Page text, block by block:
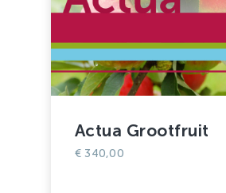
Actua Grootfruit
€340,00